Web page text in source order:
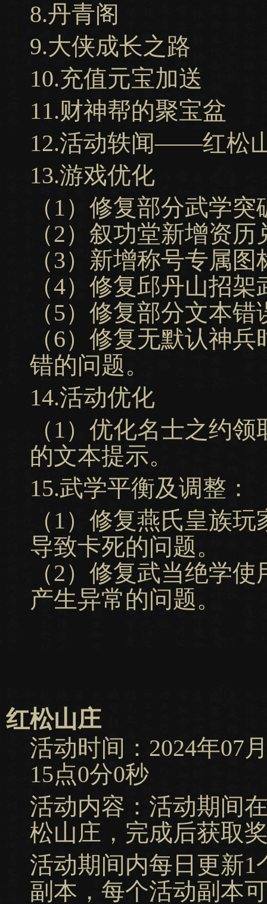
8.丹青阁
9.大侠成长之路
10.充值元宝加送
11.财神帮的聚宝盆
12.活动轶闻——红松
13.游戏优化
（1）修复部分武学
（2）叙功堂新增资
（3）新增称号专属图
（4）修复邱丹山招
（5）修复部分文本
（6）修复无默认神
错的问题。
14.活动优化
（1）优化名士之约
的文本提示。
15.武学平衡及调整：
（1）修复燕氏皇族
导致卡死的问题。
（2）修复武当绝学
产生异常的问题。
红松山庄
活动时间：2024年07
15点0分0秒
活动内容：活动期间
松山庄，完成后获取
活动期间内每日更新1
副本，每个活动副本